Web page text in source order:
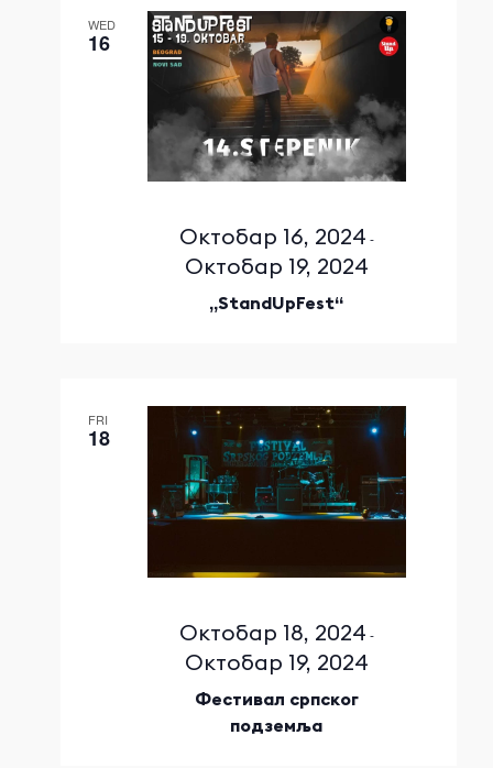
WED
16
„StandUpFest“
Октобар 16, 2024 -
Октобар 19, 2024
FRI
18
Фестивал српског
подземља
Октобар 18, 2024 -
Октобар 19, 2024